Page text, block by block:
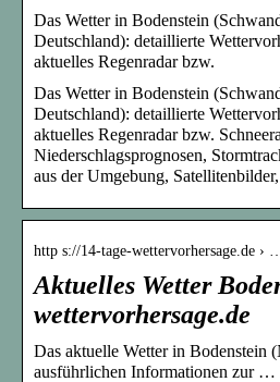
Das Wetter in Bodenstein
Deutschland): detaillierte
aktuelles Regenradar bzw.
Das Wetter in Bodenstein
Deutschland): detaillierte
aktuelles Regenradar bzw.
Niederschlagsprognosen,
aus der Umgebung,
http s://14-tage-wettervorhersage.de ›
Aktuelles Wetter
wettervorhersage.de
Das aktuelle Wetter in Bodenstein
ausführlichen Informationen zur …